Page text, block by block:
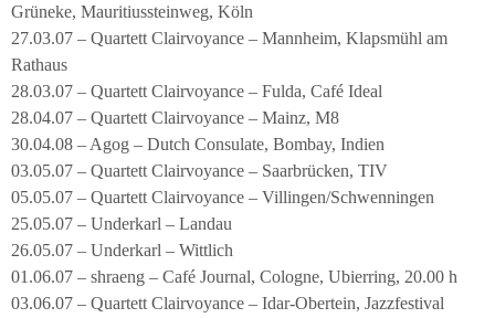
Grüneke, Mauritiussteinweg, Köln
27.03.07 – Quartett Clairvoyance – Mannheim, Klapsmühl am
Rathaus
28.03.07 – Quartett Clairvoyance – Fulda, Café Ideal
28.04.07 – Quartett Clairvoyance – Mainz, M8
30.04.08 – Agog – Dutch Consulate, Bombay, Indien
03.05.07 – Quartett Clairvoyance – Saarbrücken, TIV
05.05.07 – Quartett Clairvoyance – Villingen/Schwenningen
25.05.07 – Underkarl – Landau
26.05.07 – Underkarl – Wittlich
01.06.07 – shraeng – Café Journal, Cologne, Ubierring, 20.00 h
03.06.07 – Quartett Clairvoyance – Idar-Obertein, Jazzfestival